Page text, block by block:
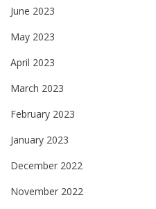
June 2023
May 2023
April 2023
March 2023
February 2023
January 2023
December 2022
November 2022